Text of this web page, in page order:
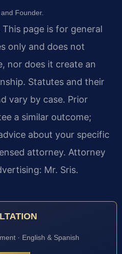
Founder.
This page is for general
only and does not
nor does it create an
Statutes and their
vary by case. Prior
a similar outcome;
about your specific
attorney. Attorney
Mr. Sris.
· English & Spanish